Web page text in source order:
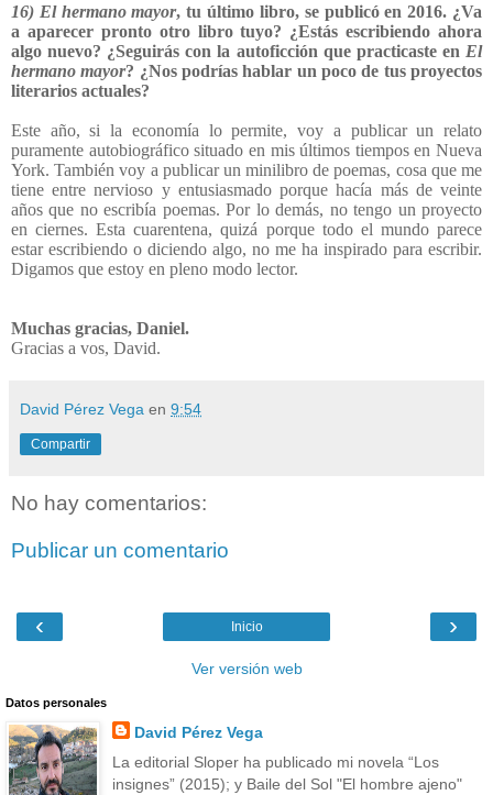
16) El hermano mayor, tu último libro, se publicó en 2016. ¿Va
a aparecer pronto otro libro tuyo? ¿Estás escribiendo ahora
algo nuevo? ¿Seguirás con la autoficción que practicaste en El
hermano mayor? ¿Nos podrías hablar un poco de tus proyectos
literarios actuales?
Este año, si la economía lo permite, voy a publicar un relato
puramente autobiográfico situado en mis últimos tiempos en Nueva
York. También voy a publicar un minilibro de poemas, cosa que me
tiene entre nervioso y entusiasmado porque hacía más de veinte
años que no escribía poemas. Por lo demás, no tengo un proyecto
en ciernes. Esta cuarentena, quizá porque todo el mundo parece
estar escribiendo o diciendo algo, no me ha inspirado para escribir.
Digamos que estoy en pleno modo lector.
Muchas gracias, Daniel.
Gracias a vos, David.
David Pérez Vega en 9:54
Compartir
No hay comentarios:
Publicar un comentario
‹ ›
Inicio
Ver versión web
Datos personales
David Pérez Vega
La editorial Sloper ha publicado mi novela “Los
insignes” (2015); y Baile del Sol "El hombre ajeno"